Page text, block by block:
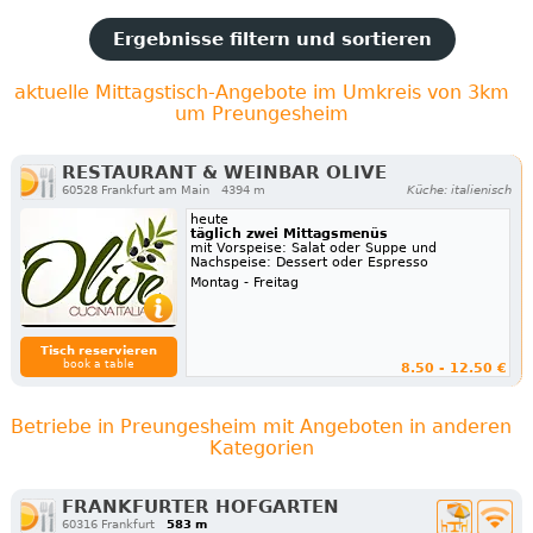
Ergebnisse filtern und sortieren
aktuelle Mittagstisch-Angebote im Umkreis von 3km
um Preungesheim
RESTAURANT & WEINBAR OLIVE
60528 Frankfurt am Main 4394 m Küche: italienisch
Tisch reservieren
book a table
heute
täglich zwei Mittagsmenüs
mit Vorspeise: Salat oder Suppe und
Nachspeise: Dessert oder Espresso
Montag - Freitag
8.50 - 12.50 €
Betriebe in Preungesheim mit Angeboten in anderen
Kategorien
FRANKFURTER HOFGARTEN
60316 Frankfurt 583 m